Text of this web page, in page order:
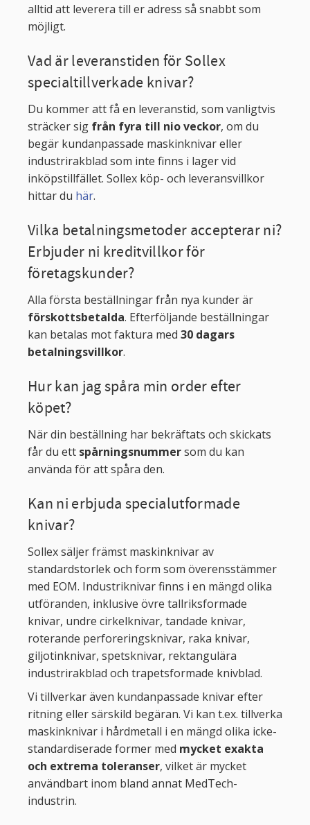
alltid att leverera till er adress så snabbt som
möjligt.
Vad är leveranstiden för Sollex
specialtillverkade knivar?
Du kommer att få en leveranstid, som vanligtvis
sträcker sig från fyra till nio veckor, om du
begär kundanpassade maskinknivar eller
industrirakblad som inte finns i lager vid
inköpstillfället. Sollex köp- och leveransvillkor
hittar du här.
Vilka betalningsmetoder accepterar ni?
Erbjuder ni kreditvillkor för
företagskunder?
Alla första beställningar från nya kunder är
förskottsbetalda. Efterföljande beställningar
kan betalas mot faktura med 30 dagars
betalningsvillkor.
Hur kan jag spåra min order efter
köpet?
När din beställning har bekräftats och skickats
får du ett spårningsnummersom du kan
använda för att spåra den.
Kan ni erbjuda specialutformade
knivar?
Sollex säljer främst maskinknivar av
standardstorlek och form som överensstämmer
med EOM. Industriknivar finns i en mängd olika
utföranden, inklusive övre tallriksformade
knivar, undre cirkelknivar, tandade knivar,
roterande perforeringsknivar, raka knivar,
giljotinknivar, spetsknivar, rektangulära
industrirakblad och trapetsformade knivblad.
Vi tillverkar även kundanpassade knivar efter
ritning eller särskild begäran. Vi kan t.ex. tillverka
maskinknivar i hårdmetall i en mängd olika icke-
standardiserade former med mycket exakta
och extrema toleranser, vilket är mycket
användbart inom bland annat MedTech-
industrin.